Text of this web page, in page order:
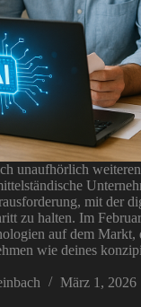
unaufhörlich
mit der
zu halten. Im
auf dem Markt,
wie deines
März 1, 2026